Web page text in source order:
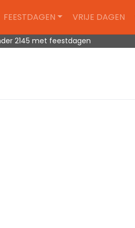
FEESTDAGEN VRIJE DAGEN
2145 met feestdagen